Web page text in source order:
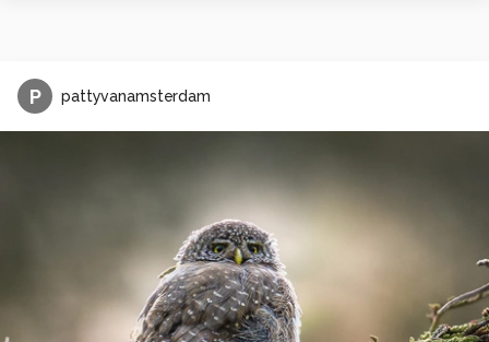
P pattyvanamsterdam